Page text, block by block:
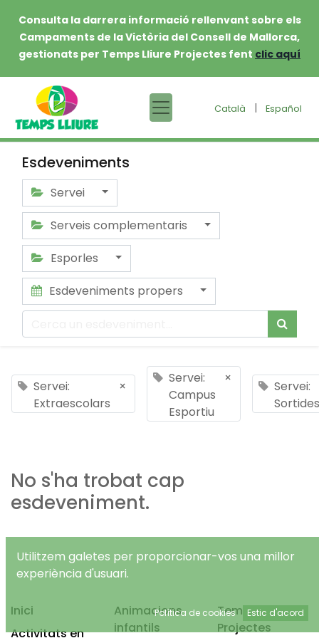
Consulta la darrera informació rellenvant sobre els
Campaments de la Victòria del Consell de Mallorca,
gestionats per Temps Lliure Projectes fent clic aquí
Català | Español
Esdeveniments
Servei
Serveis complementaris
Esporles
Esdeveniments propers
Servei:
Extraescolars
×
Servei:
Campus
Esportiu
×
Servei:
Sortides
No s'ha trobat cap
esdeveniment.
Inici
Activitats en
Animacions
infantils
Temps Lliure
Projectes
Utilitzem galetes per proporcionar-vos una millor
experiència d'usuari.
Política de cookies Estic d'acord